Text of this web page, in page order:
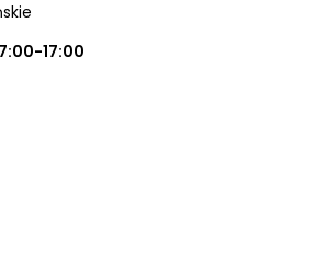
17:00